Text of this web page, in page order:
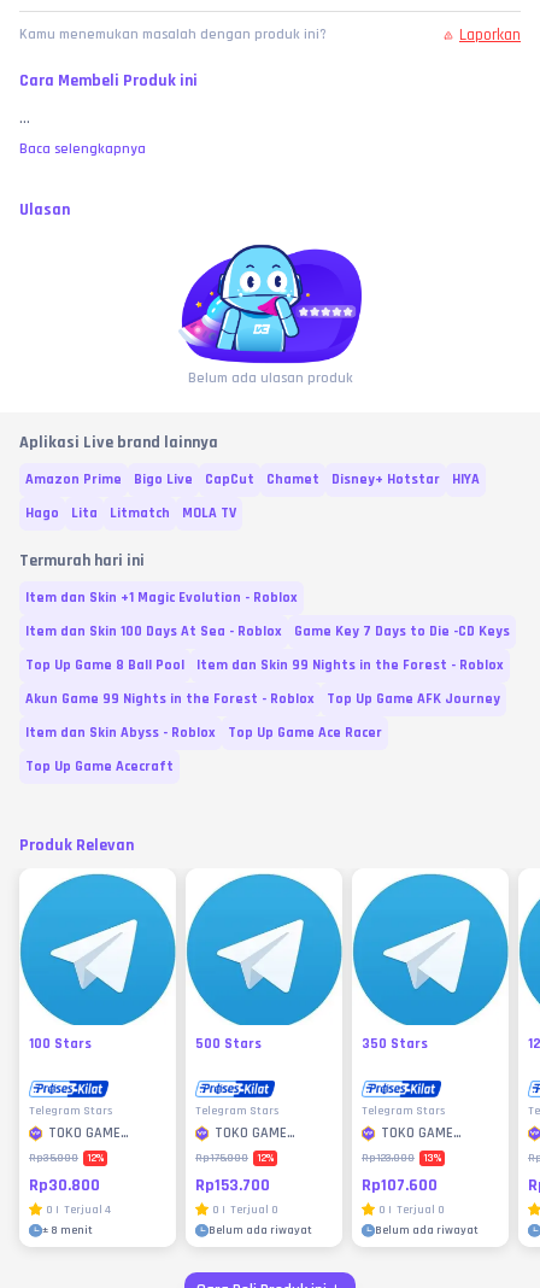
Kamu menemukan masalah dengan produk ini? Laporkan
Cara Membeli Produk ini
...
Baca selengkapnya
Ulasan
Belum ada ulasan produk
Aplikasi Live brand lainnya
Amazon Prime Bigo Live CapCut Chamet Disney+ Hotstar
HIYA
Hago
Lita Litmatch MOLA TV
Termurah hari ini
Item dan Skin +1 Magic Evolution - Roblox
Item dan Skin 100 Days At Sea - Roblox
Game Key 7 Days to Die -CD Keys
Top Up Game 8 Ball Pool
Item dan Skin 99 Nights in the Forest - Roblox
Akun Game 99 Nights in the Forest - Roblox
Top Up Game AFK Journey
Item dan Skin Abyss - Roblox
Top Up Game Ace Racer
Top Up Game Acecraft
Produk Relevan
100 Stars
Telegram Stars
TOKO GAME
MURAH
Rp35.000 12%
Rp30.800
0 | Terjual 4
± 8 menit
500 Stars
Telegram Stars
TOKO GAME
MURAH
Rp175.000 12%
Rp153.700
0 | Terjual 0
Belum ada riwayat
350 Stars
Telegram Stars
TOKO GAME
MURAH
Rp123.000 13%
Rp107.600
0 | Terjual 0
Belum ada riwayat